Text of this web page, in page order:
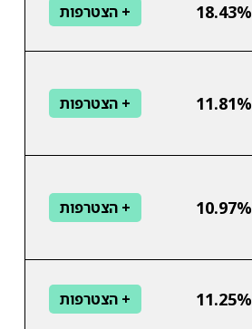
18.43% + הצטרפות
11.81% + הצטרפות
10.97% + הצטרפות
11.25% + הצטרפות